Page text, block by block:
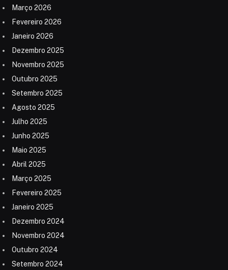
Março 2026
Fevereiro 2026
Janeiro 2026
Dezembro 2025
Novembro 2025
Outubro 2025
Setembro 2025
Agosto 2025
Julho 2025
Junho 2025
Maio 2025
Abril 2025
Março 2025
Fevereiro 2025
Janeiro 2025
Dezembro 2024
Novembro 2024
Outubro 2024
Setembro 2024